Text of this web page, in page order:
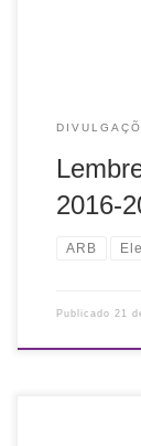
2016-
ARB
Publicado 21